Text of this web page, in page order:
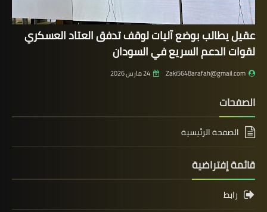
عقيل يطالب بوضع آليات لوقف تدفق العتاد العسكري
لقوات الدعم السريع في السودان
Zaki5648arafah@gmail.com 24 مارس 2026
الصفحات
الصفحة الرئيسية
قائمة إفتراضية
رابط